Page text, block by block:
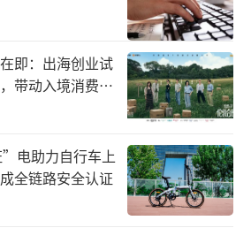
in-class”双抗疗法，治
用于治疗特应性皮炎（AD）
异性抗体，即将进入Ⅱ期临
明中表示，与现有治疗方法
供独特的益处，并解决AD患
。
即：出海创业试
带动入境消费反
电助力自行车上
全链路安全认证